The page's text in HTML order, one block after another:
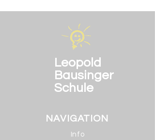
Leopold
Bausinger
Schule
NAVIGATION
Info